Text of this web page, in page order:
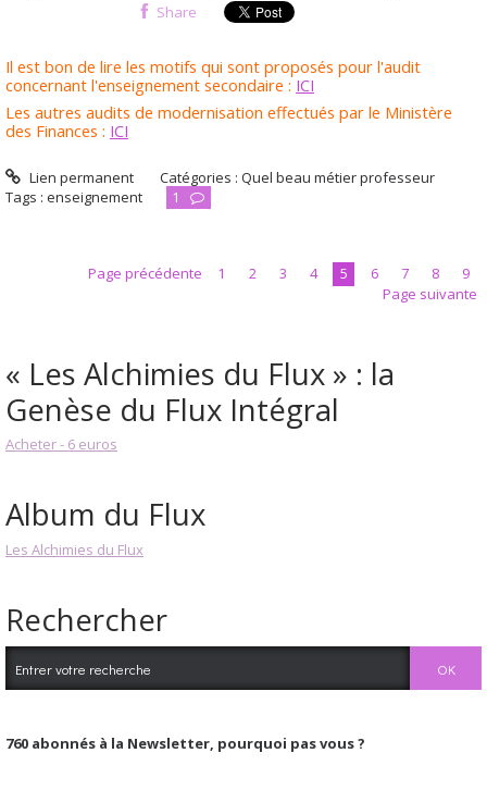
Share
Il est bon de lire les motifs qui sont proposés pour l'audit
concernant l'enseignement secondaire : ICI
Les autres audits de modernisation effectués par le Ministère
des Finances : ICI
Lien permanent Catégories :Quel beau métier professeur
Tags : enseignement 1
Page précédente 1 2 3 4 5 6 7 8
9
Page suivante
« Les Alchimies du Flux » : la
Genèse du Flux Intégral
Acheter - 6 euros
Album du Flux
Les Alchimies du Flux
Rechercher
760 abonnés à la Newsletter, pourquoi pas vous ?